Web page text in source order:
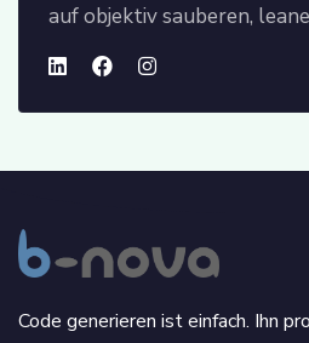
auf objektiv sauberen,
Code generieren ist einfach. Ihn